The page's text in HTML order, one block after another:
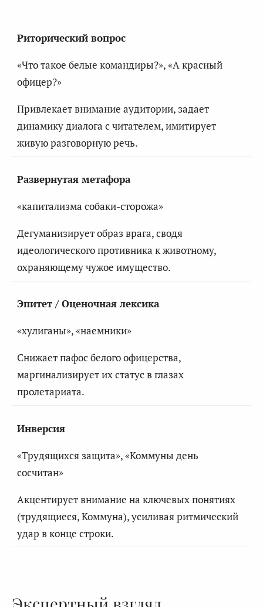
Риторический вопрос
«Что такое белые командиры?», «А красный
офицер?»
Привлекает внимание аудитории, задает
динамику диалога с читателем, имитирует
живую разговорную речь.
Развернутая метафора
«капитализма собаки-сторожа»
Дегуманизирует образ врага, сводя
идеологического противника к животному,
охраняющему чужое имущество.
Эпитет / Оценочная лексика
«хулиганы», «наемники»
Снижает пафос белого офицерства,
маргинализирует их статус в глазах
пролетариата.
Инверсия
«Трудящихся защита», «Коммуны день
сосчитан»
Акцентирует внимание на ключевых понятиях
(трудящиеся, Коммуна), усиливая ритмический
удар в конце строки.